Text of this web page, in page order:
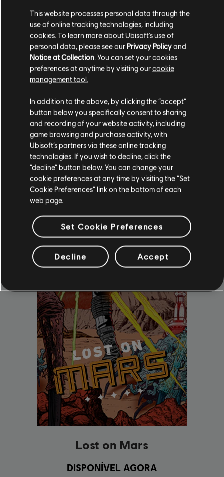
Hours of Darkness
DISPONÍVEL AGORA
Lost on Mars
DISPONÍVEL AGORA
This website processes personal data through the
use of online tracking technologies, including
cookies. To learn more about Ubisoft's use of
personal data, please see our Privacy Policyand
Notice at Collection . You can set your cookies
preferences at anytime by visiting ourcookie
management tool.
In addition to the above, by clicking the “accept”
button below you specifically consent to sharing
and recording of your website activity, including
game browsing and purchase activity, with
Ubisoft’s partners via these online tracking
technologies. If you wish to decline, click the
“decline” button below. You can change your
cookie preferences at any time by visiting the “Set
Cookie Preferences” link on the bottom of each
web page.
Set Cookie Preferences
Decline Accept